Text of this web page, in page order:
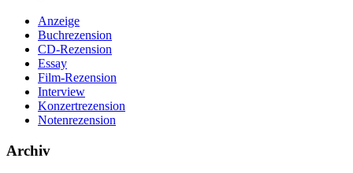
Anzeige
Buchrezension
CD-Rezension
Essay
Film-Rezension
Interview
Konzertrezension
Notenrezension
Archiv